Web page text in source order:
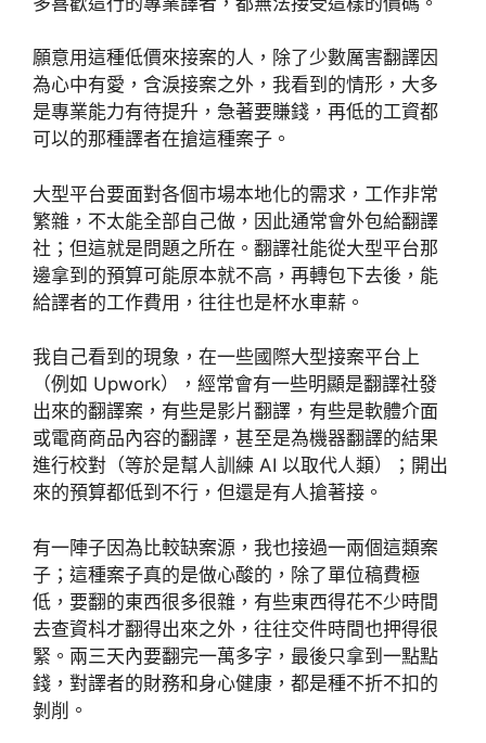
願意用這種低價來接案的人，除了少數厲害翻譯因
為心中有愛，含淚接案之外，我看到的情形，大多
是專業能力有待提升，急著要賺錢，再低的工資都
可以的那種譯者在搶這種案子。
大型平台要面對各個市場本地化的需求，工作非常
繁雜，不太能全部自己做，因此通常會外包給翻譯
社；但這就是問題之所在。翻譯社能從大型平台那
邊拿到的預算可能原本就不高，再轉包下去後，能
給譯者的工作費用，往往也是杯水車薪。
我自己看到的現象，在一些國際大型接案平台上
（例如 Upwork），經常會有一些明顯是翻譯社發
出來的翻譯案，有些是影片翻譯，有些是軟體介面
或電商商品內容的翻譯，甚至是為機器翻譯的結果
進行校對（等於是幫人訓練 AI 以取代人類）；開出
來的預算都低到不行，但還是有人搶著接。
有一陣子因為比較缺案源，我也接過一兩個這類案
子；這種案子真的是做心酸的，除了單位稿費極
低，要翻的東西很多很雜，有些東西得花不少時間
去查資枓才翻得出來之外，往往交件時間也押得很
緊。兩三天內要翻完一萬多字，最後只拿到一點點
錢，對譯者的財務和身心健康，都是種不折不扣的
剝削。